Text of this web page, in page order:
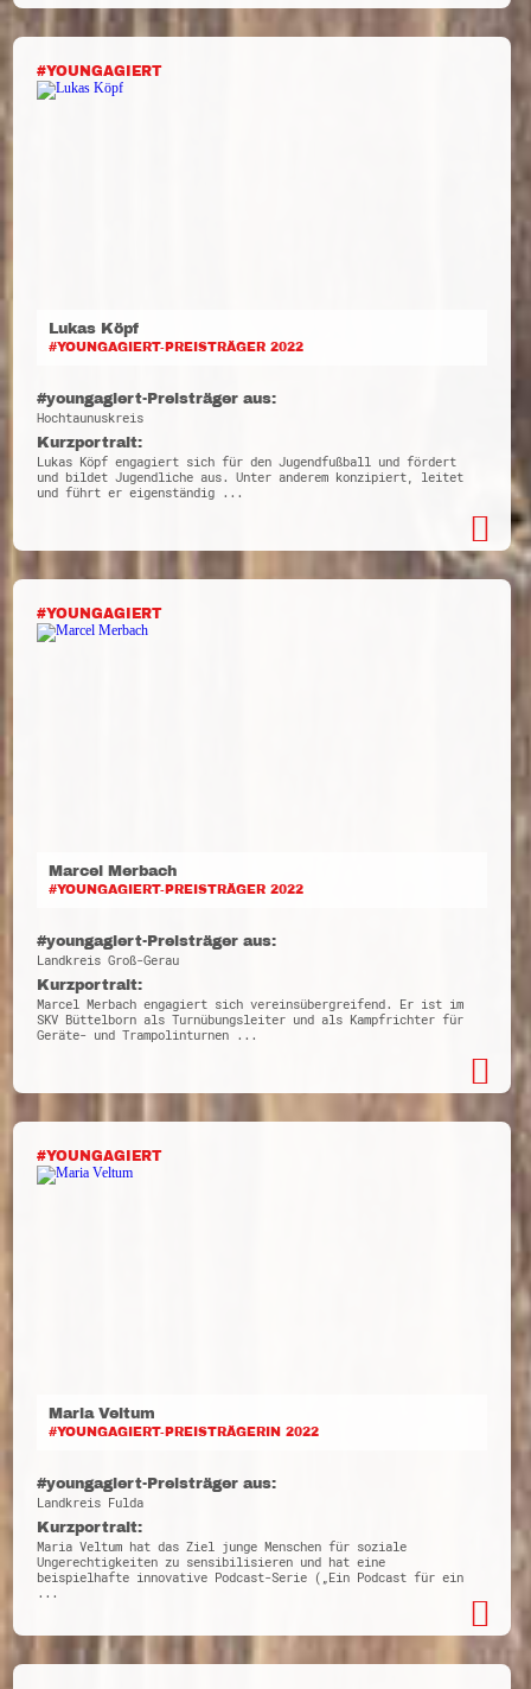
#YOUNGAGIERT
Lukas Köpf
#YOUNGAGIERT-PREISTRÄGER 2022
#youngagiert-Preisträger aus:
Hochtaunuskreis
Kurzportrait:
Lukas Köpf engagiert sich für den Jugendfußball und fördert
und bildet Jugendliche aus. Unter anderem konzipiert, leitet
und führt er eigenständig ...
#YOUNGAGIERT
Marcel Merbach
#YOUNGAGIERT-PREISTRÄGER 2022
#youngagiert-Preisträger aus:
Landkreis Groß-Gerau
Kurzportrait:
Marcel Merbach engagiert sich vereinsübergreifend. Er ist im
SKV Büttelborn als Turnübungsleiter und als Kampfrichter für
Geräte- und Trampolinturnen ...
#YOUNGAGIERT
Maria Veltum
#YOUNGAGIERT-PREISTRÄGERIN 2022
#youngagiert-Preisträger aus:
Landkreis Fulda
Kurzportrait:
Maria Veltum hat das Ziel junge Menschen für soziale
Ungerechtigkeiten zu sensibilisieren und hat eine
beispielhafte innovative Podcast-Serie („Ein Podcast für ein
...